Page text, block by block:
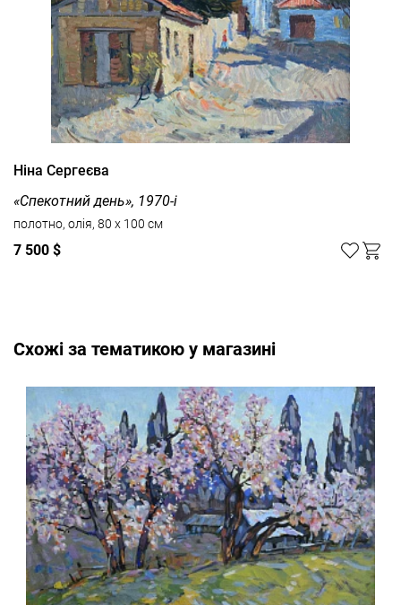
Ніна Сергеєва
«Спекотний день», 1970-і
полотно, олія, 80 x 100 см
7 500 $
Cхожі за тематикою у магазині